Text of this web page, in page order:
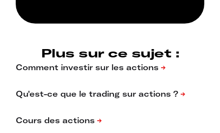
Plus sur ce sujet :